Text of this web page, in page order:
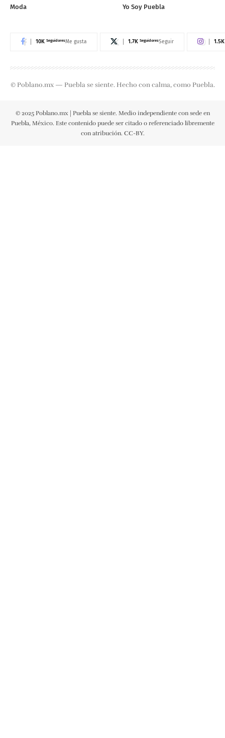
Moda
Yo Soy Puebla
10K SeguidoresMe gusta 1.7K SeguidoresSeguir 1.5K
© Poblano.mx — Puebla se siente. Hecho con calma, como Puebla.
© 2025 Poblano.mx | Puebla se siente. Medio independiente con sede en
Puebla, México. Este contenido puede ser citado o referenciado libremente
con atribución. CC-BY.